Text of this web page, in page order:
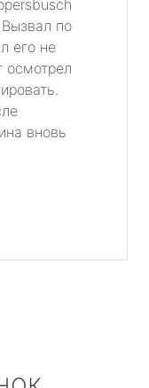
Вызвал по
его не
осмотрел
вновь